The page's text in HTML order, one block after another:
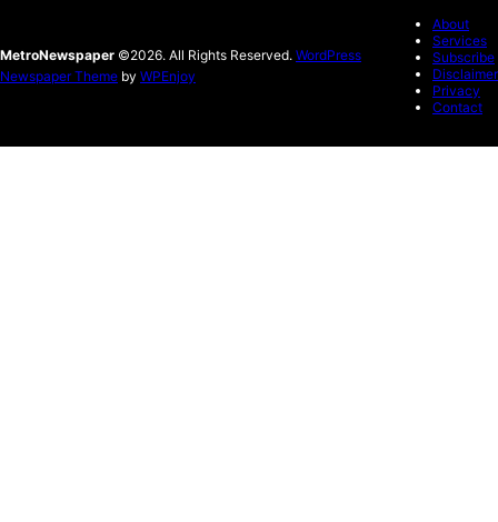
MetroNewspaper ©2026. All Rights Reserved. WordPress
Newspaper Theme by WPEnjoy
About
Services
Subscribe
Disclaimer
Privacy
Contact